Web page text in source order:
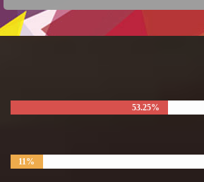
53.25%
11%